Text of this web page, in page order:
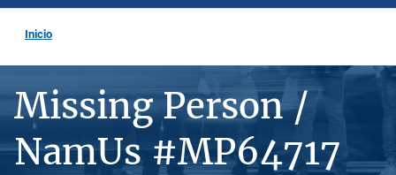
Inicio
Missing Person /
NamUs #MP64717